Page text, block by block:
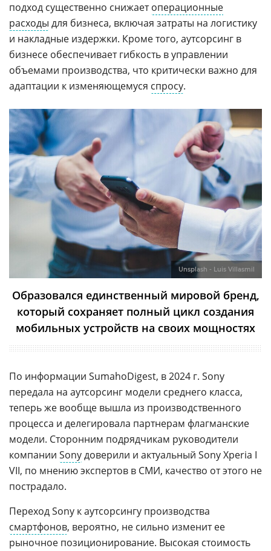
подход существенно снижаетоперационные
расходы для бизнеса, включая затраты на логистику
и накладные издержки. Кроме того, аутсорсинг в
бизнесе обеспечивает гибкость в управлении
объемами производства, что критически важно для
адаптации к изменяющемуся спросу.
Unsplash - Luis Villasmil
Образовался единственный мировой бренд,
который сохраняет полный цикл создания
мобильных устройств на своих мощностях
По информации SumahoDigest, в 2024 г. Sony
передала на аутсорсинг модели среднего класса,
теперь же вообще вышла из производственного
процесса и делегировала партнерам флагманские
модели. Сторонним подрядчикам руководители
компании Sonyдоверили и актуальный Sony Xperia I
VII, по мнению экспертов в СМИ, качество от этого не
пострадало.
Переход Sony к аутсорсингу производства
смартфонов, вероятно, не сильно изменит ее
рыночное позиционирование. Высокая стоимость